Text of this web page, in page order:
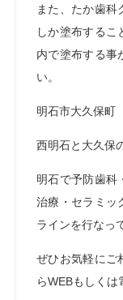
また、たか歯
しか塗布するこ
内で塗布する事
い。
明石市大久保町
西明石と大久保
明石で予防歯科
治療・セラミッ
ラインを行なっ
ぜひお気軽にご
らWEBもしくは